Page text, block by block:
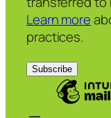
Learn more
practices.